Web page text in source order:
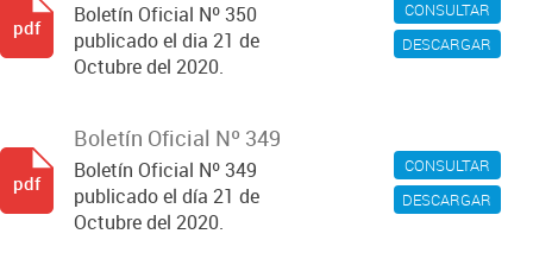
CONSULTAR
DESCARGAR
Boletín Oficial Nº 350
publicado el dia 21 de
Octubre del 2020.
pdf
CONSULTAR
DESCARGAR
Boletín Oficial Nº 349
Boletín Oficial Nº 349
publicado el día 21 de
Octubre del 2020.
pdf